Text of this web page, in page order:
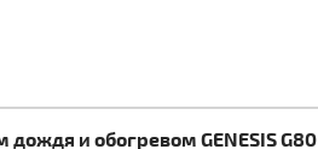
дождя и обогревом GENESIS G80